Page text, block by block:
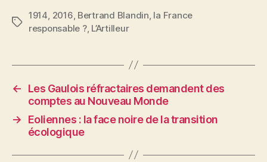
Étiquettes
1914 2016 Bertrand Blandin la France
responsable ?, L’Artilleur
←
Les Gaulois réfractaires demandent des
comptes au Nouveau Monde
→
Eoliennes : la face noire de la transition
écologique